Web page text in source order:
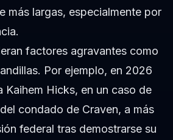
más largas, especialmente por
factores agravantes como
Por ejemplo, en 2026
Kaihem Hicks, en un caso de
condado de Craven, a más
federal tras demostrarse su